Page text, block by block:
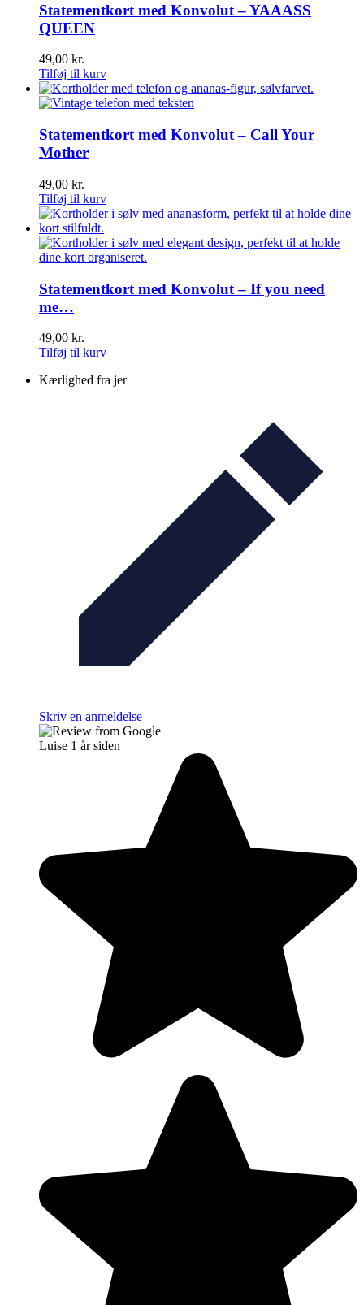
Statementkort med Konvolut – YAAASS
QUEEN
49,00 kr.
Tilføj til kurv
Statementkort med Konvolut – Call Your
Mother
49,00 kr.
Tilføj til kurv
Statementkort med Konvolut – If you need
me…
49,00 kr.
Tilføj til kurv
Kærlighed fra jer
Skriv en anmeldelse
Luise 1 år siden